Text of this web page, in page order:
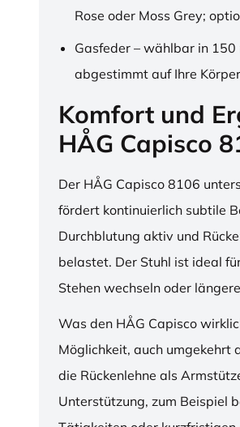
Rose oder Moss Grey;
Gasfeder – wählbar in
abgestimmt auf Ihre
Komfort und
HÅG Capisco
Der HÅG Capisco 8106
fördert kontinuierlich subtile
Durchblutung aktiv und
belastet. Der Stuhl ist ideal
Stehen wechseln oder
Was den HÅG Capisco
Möglichkeit, auch umgekehrt
die Rückenlehne als
Unterstützung, zum Beispiel